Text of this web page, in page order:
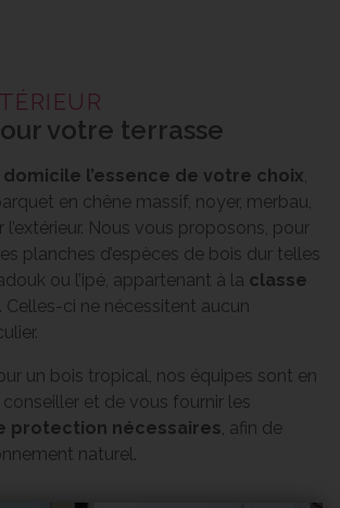
votre terrasse
l’essence de votre choix,
en chêne massif, noyer, merbau,
l’extérieur. Nous vous proposons, pour
planches d’espèces de bois dur telles
ou l’ipé, appartenant à la classe
. Celles-ci ne nécessitent aucun
un bois tropical, nos équipes sont en
et de vous fournir les
protection nécessaires, afin de
naturel.